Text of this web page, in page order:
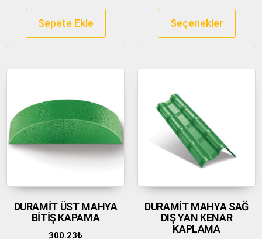
Sepete Ekle Seçenekler
DURAMİT ÜST MAHYA
BİTİŞ KAPAMA
300.23₺
DURAMİT MAHYA SAĞ
DIŞ YAN KENAR
KAPLAMA